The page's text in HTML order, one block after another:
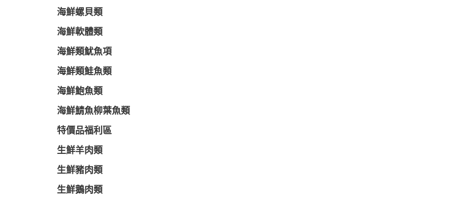
海鮮螺貝類
海鮮軟體類
海鮮類魷魚項
海鮮類鮭魚類
海鮮鮑魚類
海鮮鯖魚柳葉魚類
特價品福利區
生鮮羊肉類
生鮮豬肉類
生鮮鵝肉類